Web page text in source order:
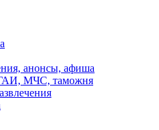
анонсы, афиша
МЧС, таможня